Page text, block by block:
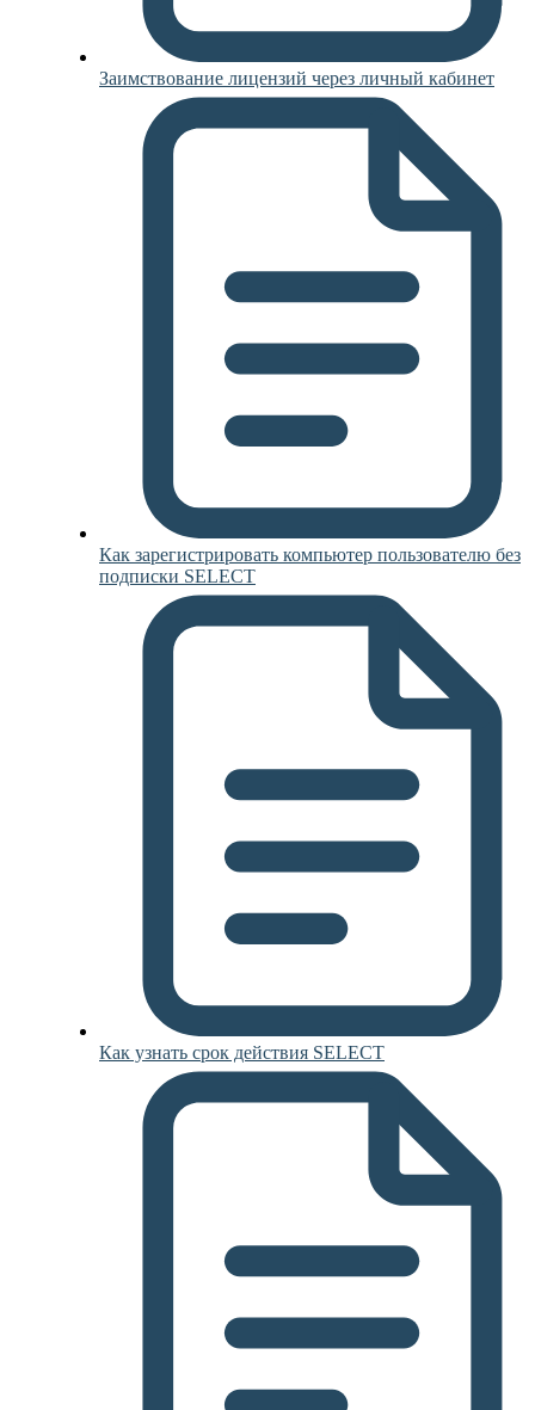
Заимствование лицензий через личный кабинет
Как зарегистрировать компьютер пользователю без
подписки SELECT
Как узнать срок действия SELECT